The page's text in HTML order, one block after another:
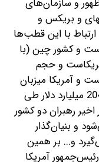
و سازمان‌های
و بریکس و
و 101) در‌حالی‌که ارتباط با این قطب‌ها
و کشور چین (با
و حجم
دلار است و آمریکا میزبان
اول سرمایه‌گذاری چین در جهان است (204 میلیارد دلار طی
دیدار اخیر رهبران دو کشور
و بنیان‌گذار
و... بر همین
آمریکا